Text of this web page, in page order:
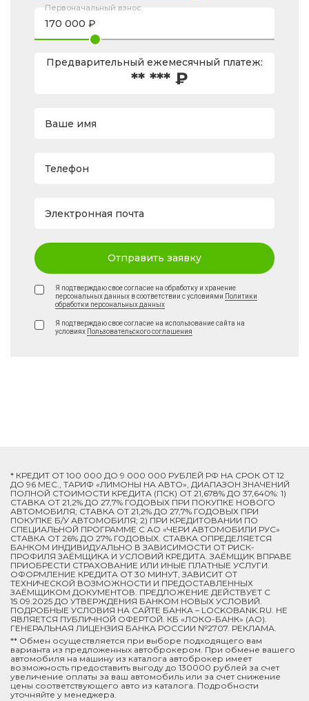
Первоначальный взнос
Предварительный ежемесячный платеж:
** *** ₽
Ваше имя
Телефон
Электронная почта
Отправить заявку
Я подтверждаю свое согласие на обработку и хранение
персональных данных в соответствии с условиями Политики
обработки персональных данных
Я подтверждаю свое согласие на использование сайта на
условиях Пользовательского соглашения
* КРЕДИТ ОТ 100 000 ДО 9 000 000 РУБЛЕЙ РФ НА СРОК ОТ 12
ДО 96 МЕС., ТАРИФ «ЛИМОНЫ НА АВТО», ДИАПАЗОН ЗНАЧЕНИЙ
ПОЛНОЙ СТОИМОСТИ КРЕДИТА (ПСК) ОТ 21,678% ДО 37,640%: 1)
СТАВКА ОТ 21,2% ДО 27,7% ГОДОВЫХ ПРИ ПОКУПКЕ НОВОГО
АВТОМОБИЛЯ; СТАВКА ОТ 21,2% ДО 27,7% ГОДОВЫХ ПРИ
ПОКУПКЕ Б/У АВТОМОБИЛЯ; 2) ПРИ КРЕДИТОВАНИИ ПО
СПЕЦИАЛЬНОЙ ПРОГРАММЕ C АО «ЧЕРИ АВТОМОБИЛИ РУС»
СТАВКА ОТ 26% ДО 27% ГОДОВЫХ. СТАВКА ОПРЕДЕЛЯЕТСЯ
БАНКОМ ИНДИВИДУАЛЬНО В ЗАВИСИМОСТИ ОТ РИСК-
ПРОФИЛЯ ЗАЁМЩИКА И УСЛОВИЙ КРЕДИТА. ЗАЁМЩИК ВПРАВЕ
ПРИОБРЕСТИ СТРАХОВАНИЕ ИЛИ ИНЫЕ ПЛАТНЫЕ УСЛУГИ.
ОФОРМЛЕНИЕ КРЕДИТА ОТ 30 МИНУТ, ЗАВИСИТ ОТ
ТЕХНИЧЕСКОЙ ВОЗМОЖНОСТИ И ПРЕДОСТАВЛЕННЫХ
ЗАЁМЩИКОМ ДОКУМЕНТОВ. ПРЕДЛОЖЕНИЕ ДЕЙСТВУЕТ С
15.09.2025 ДО УТВЕРЖДЕНИЯ БАНКОМ НОВЫХ УСЛОВИЙ.
ПОДРОБНЫЕ УСЛОВИЯ НА САЙТЕ БАНКА – LOCKOBANK.RU. НЕ
ЯВЛЯЕТСЯ ПУБЛИЧНОЙ ОФЕРТОЙ. КБ «ЛОКО-БАНК» (АО).
ГЕНЕРАЛЬНАЯ ЛИЦЕНЗИЯ БАНКА РОССИИ №2707. РЕКЛАМА.
** Обмен осуществляется при выборе подходящего вам
варианта из предложенных автоброкером. При обмене вашего
автомобиля на машину из каталога автоброкер имеет
возможность предоставить выгоду до 130000 рублей за счет
увеличение оплаты за ваш автомобиль или за счет снижение
цены соответствующего авто из каталога. Подробности
уточняйте у менеджера.